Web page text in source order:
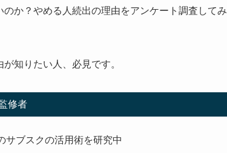
か？やめる人続出の理由をアンケート調査してみ
知りたい人、必見です。
修者
サブスクの活用術を研究中